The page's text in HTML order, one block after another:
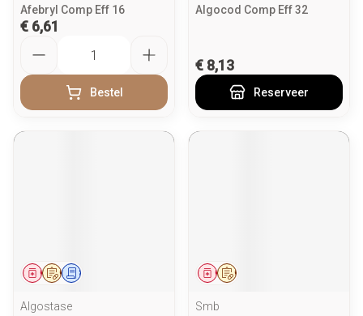
Afebryl Comp Eff 16
€ 6,61
Bestel
Algocod Comp Eff 32
€ 8,13
Reserveer
Op voorschrift
GeneesmiddelSchriftelijke aanvraag
Algostase
Op voorschrift
Geneesmiddel
Smb